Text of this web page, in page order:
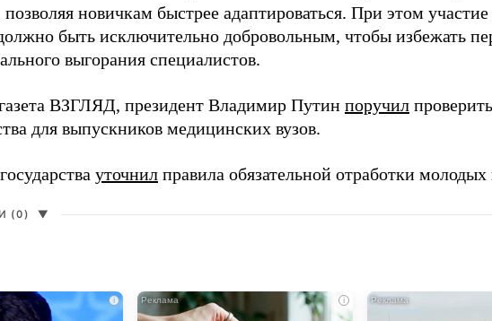
новичкам быстрее адаптироваться. При этом участие
быть исключительно добровольным, чтобы избежать
выгорания специалистов.
ВЗГЛЯД, президент Владимир Путин поручил
для выпускников медицинских вузов.
уточнил правила обязательной отработки молодых
(0) ▼
i i